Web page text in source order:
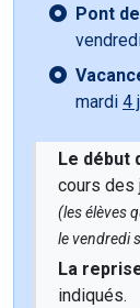
Pont
mardi 4
Le début
cours des
(les élèves
le vendredi
La
indiqués.